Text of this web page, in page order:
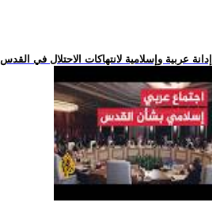
.. إدانة عربية وإسلامية لانتهاكات الاحتلال في القدس